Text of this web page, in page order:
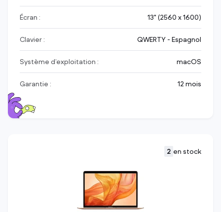
Écran : 13" (2560 x 1600)
Clavier : QWERTY - Espagnol
Système d’exploitation : macOS
Garantie : 12 mois
2 en stock